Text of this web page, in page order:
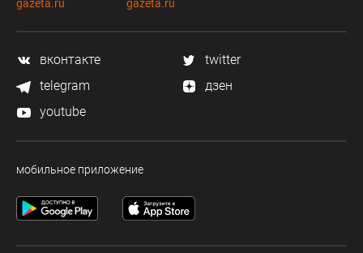
gazeta.ru
gazeta.ru
вконтакте
twitter
telegram
дзен
youtube
мобильное приложение